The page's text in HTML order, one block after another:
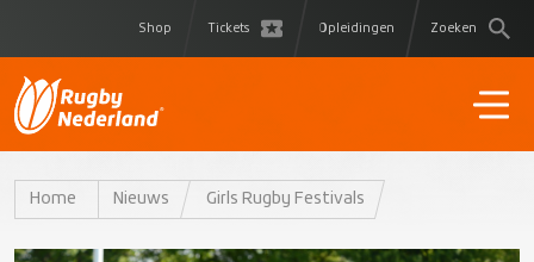
Shop Tickets Opleidingen Zoeken
Home Nieuws Girls Rugby Festivals